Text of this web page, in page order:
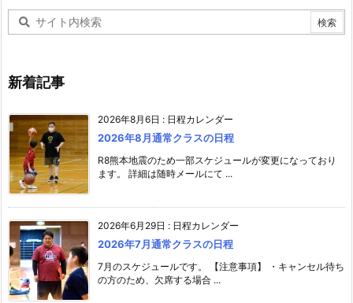
新着記事
2026年8月6日 : 日程カレンダー
2026年8月通常クラスの日程
R8熊本地震のため一部スケジュールが変更になっており
ます。 詳細は随時メールにて ...
2026年6月29日 : 日程カレンダー
2026年7月通常クラスの日程
7月のスケジュールです。 【注意事項】 ・キャンセル待ち
の方のため、欠席する場合 ...